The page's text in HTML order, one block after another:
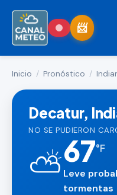
Inicio / Pronóstico /
Decatur,
NO SE PUDIERON
⛅67°F
Leve
tormentas